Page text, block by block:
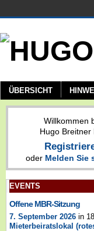
ÜBERSICHT
Willkommen
Hugo Breitner
oder Melden Sie
EVENTS
Offene MBR-Sitzung
7. September 2026 in
Mieterbeiratslokal